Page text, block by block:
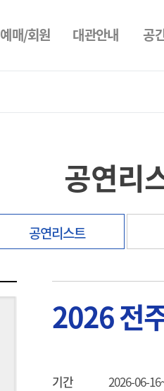
예매/회원 대관안내 공
공연리
공연리스트
2026 전
기간 2026-06-